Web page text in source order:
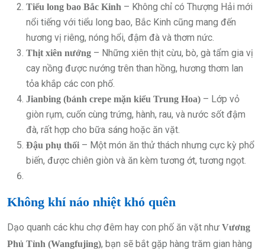
Tiểu long bao Bắc Kinh – Không chỉ có Thượng Hải mới
nổi tiếng với tiểu long bao, Bắc Kinh cũng mang đến
hương vị riêng, nóng hổi, đậm đà và thơm nức.
Thịt xiên nướng – Những xiên thịt cừu, bò, gà tẩm gia vị
cay nồng được nướng trên than hồng, hương thơm lan
tỏa khắp các con phố.
Jianbing (bánh crepe mặn kiểu Trung Hoa) – Lớp vỏ
giòn rụm, cuốn cùng trứng, hành, rau, và nước sốt đậm
đà, rất hợp cho bữa sáng hoặc ăn vặt.
Đậu phụ thối – Một món ăn thử thách nhưng cực kỳ phổ
biến, được chiên giòn và ăn kèm tương ớt, tương ngọt.
Không khí náo nhiệt khó quên
Dạo quanh các khu chợ đêm hay con phố ăn vặt như Vương
Phủ Tỉnh (Wangfujing), bạn sẽ bắt gặp hàng trăm gian hàng